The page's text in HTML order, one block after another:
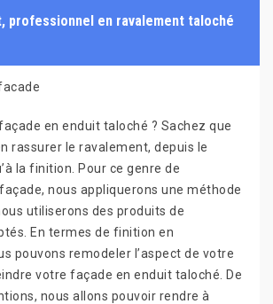
professionnel en ravalement taloché
en enduit taloché ? Sachez que
rassurer le ravalement, depuis le
la finition. Pour ce genre de
nous appliquerons une méthode
utiliserons des produits de
En termes de finition en
pouvons remodeler l’aspect de votre
votre façade en enduit taloché. De
nous allons pouvoir rendre à